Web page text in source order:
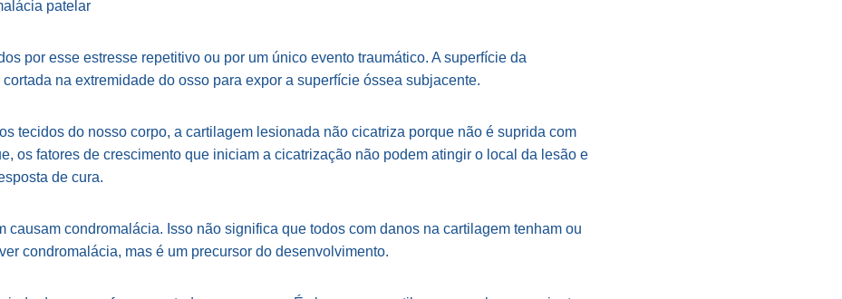
por esse estresse repetitivo ou por um único evento traumático. A superfície da
na extremidade do osso para expor a superfície óssea subjacente.
tecidos do nosso corpo, a cartilagem lesionada não cicatriza porque não é suprida com
os fatores de crescimento que iniciam a cicatrização não podem atingir o local da lesão e
de cura.
causam condromalácia. Isso não significa que todos com danos na cartilagem tenham ou
condromalácia, mas é um precursor do desenvolvimento.